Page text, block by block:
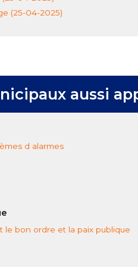
(25-04-2025)
aussi
d alarmes
le bon ordre et la paix publique